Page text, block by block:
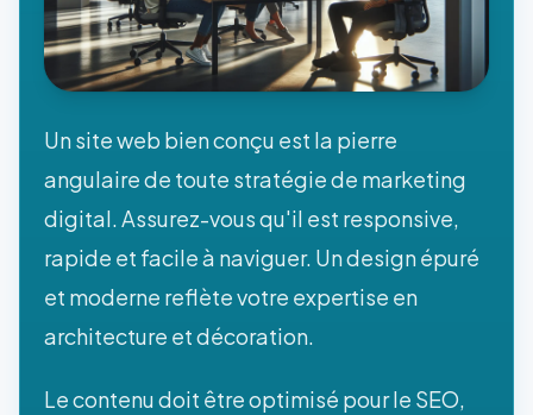
Un site web bien conçu est la pierre
angulaire de toute stratégie de marketing
digital. Assurez-vous qu'il est responsive,
rapide et facile à naviguer. Un design épuré
et moderne reflète votre expertise en
architecture et décoration.
Le contenu doit être optimisé pour le SEO,